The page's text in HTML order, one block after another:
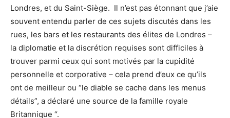
Londres, et du Saint-Siège. Il n’est pas étonnant que j’aie
souvent entendu parler de ces sujets discutés dans les
rues, les bars et les restaurants des élites de Londres –
la diplomatie et la discrétion requises sont difficiles à
trouver parmi ceux qui sont motivés par la cupidité
personnelle et corporative – cela prend d’eux ce qu’ils
ont de meilleur ou “le diable se cache dans les menus
détails”, a déclaré une source de la famille royale
Britannique “.